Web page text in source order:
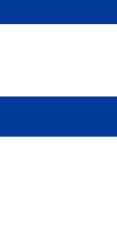
qua